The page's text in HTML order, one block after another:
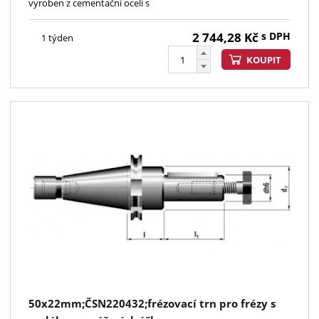
vyroben z cementační oceli s
1 týden 2 744,28 Kč s DPH
KOUPIT
50x22mm;ČSN220432;frézovací trn pro frézy s